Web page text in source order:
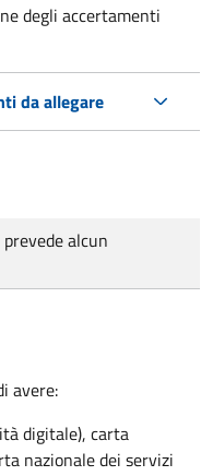
degli accertamenti
da allegare
alcun
avere:
digitale), carta
nazionale dei servizi